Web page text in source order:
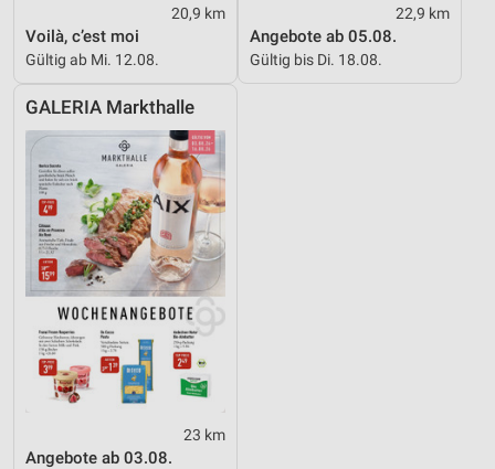
20,9 km
Voilà, c’est moi
Gültig ab Mi. 12.08.
22,9 km
Angebote ab 05.08.
Gültig bis Di. 18.08.
GALERIA Markthalle
23 km
Angebote ab 03.08.